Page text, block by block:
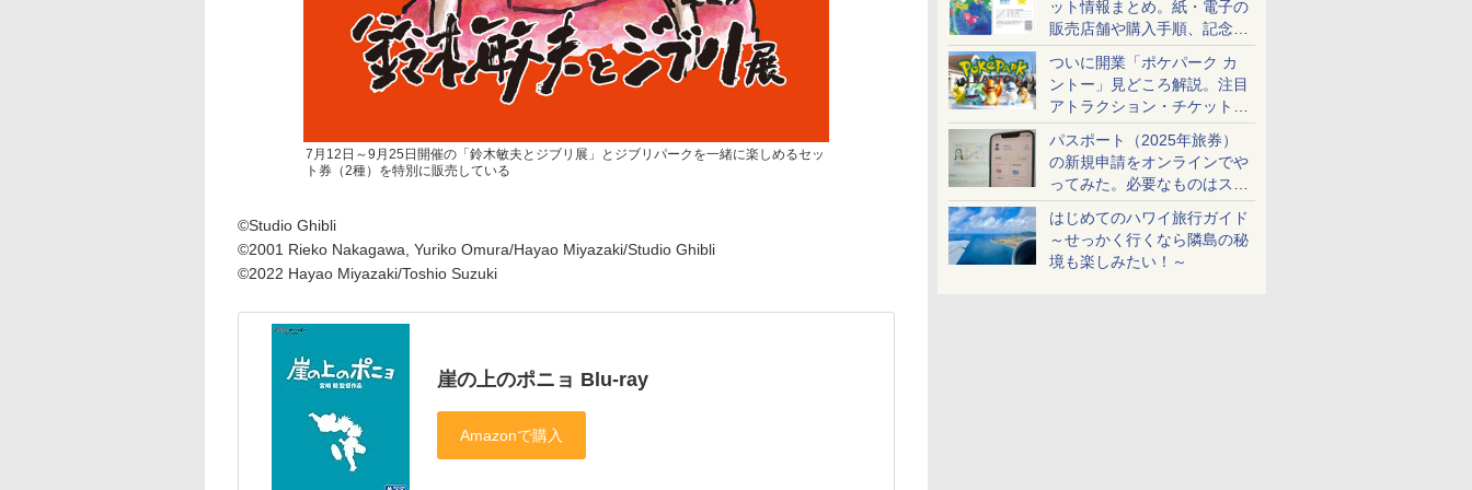
ット情報まとめ。紙・電子の
販売店舗や購入手順、記念チ
ケットも解説
ついに開業「ポケパーク カ
ントー」見どころ解説。注目
アトラクション・チケット手
配・来場前に必要な準備は？
パスポート（2025年旅券）
の新規申請をオンラインでや
ってみた。必要なものはスマ
ホとマイナカードのみ
はじめてのハワイ旅行ガイド
～せっかく行くなら隣島の秘
境も楽しみたい！～
7月12日～9月25日開催の「鈴木敏夫とジブリ展」とジブリパークを一緒に楽しめるセッ
ト券（2種）を特別に販売している
©Studio Ghibli
©2001 Rieko Nakagawa, Yuriko Omura/Hayao Miyazaki/Studio Ghibli
©2022 Hayao Miyazaki/Toshio Suzuki
崖の上のポニョ Blu-ray